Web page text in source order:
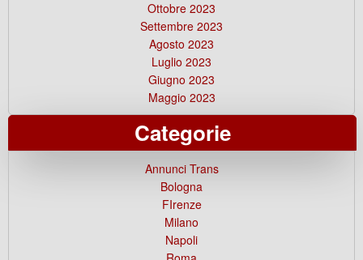
Ottobre 2023
Settembre 2023
Agosto 2023
Luglio 2023
Giugno 2023
Maggio 2023
Categorie
Annunci Trans
Bologna
FIrenze
Milano
Napoli